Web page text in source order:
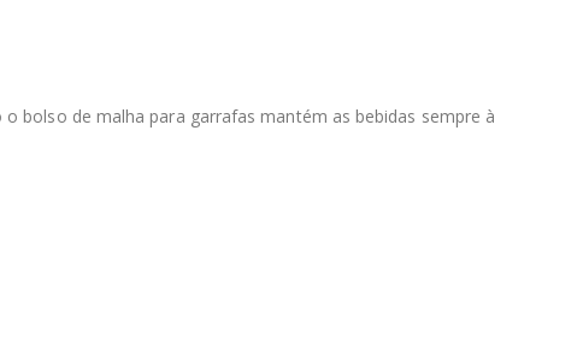
bolso de malha para garrafas mantém as bebidas sempre à